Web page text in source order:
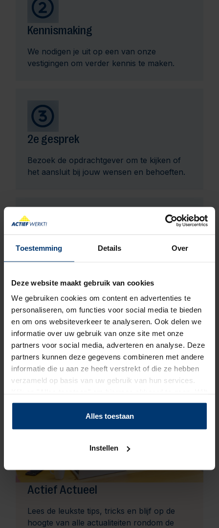
Toestemming Details Over
Deze website maakt gebruik van cookies
We gebruiken cookies om content en advertenties te
personaliseren, om functies voor social media te bieden
en om ons websiteverkeer te analyseren. Ook delen we
informatie over uw gebruik van onze site met onze
partners voor social media, adverteren en analyse. Deze
partners kunnen deze gegevens combineren met andere
informatie die u aan ze heeft verstrekt of die ze hebben
verzameld op basis van uw gebruik van hun services.
u liever geen cookies, klik dan op "instellen". Op onze
kunt u meer lezen over onze cookies.
Alles toestaan
Instellen
Kennismaking
We nodigen je uit op een van onze
vestigingen om verder kennis te maken.
2e gesprek
Bezoek de opdrachtgever om te kijken of
het aansluit bij jouw wensen en behoeften.
Een match!
bespreken we graag het contract met je
Actief Actueel
Lees de leukste tips, tricks en blijf op de
hoogte van alle actualiteiten rondom de